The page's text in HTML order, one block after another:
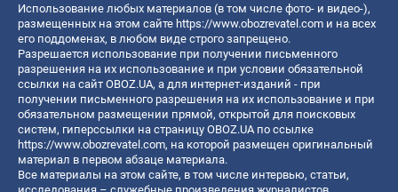
Использование любых материалов (в том числе фото- и видео-),
размещенных на этом сайте https://www.obozrevatel.com и на всех
его поддоменах, в любом виде строго запрещено.
Разрешается использование при получении письменного
разрешения на их использование и при условии обязательной
ссылки на сайт OBOZ.UA, а для интернет-изданий - при
получении письменного разрешения на их использование и при
обязательном размещении прямой, открытой для поисковых
систем, гиперссылки на страницу OBOZ.UA по ссылке
https://www.obozrevatel.com, на которой размещен оригинальный
материал в первом абзаце материала.
Все материалы на этом сайте, в том числе интервью, статьи,